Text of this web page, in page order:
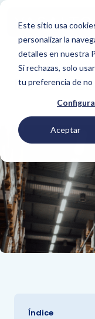
Este sitio usa
personalizar la
detalles en nuestra
Si rechazas, solo
tu preferencia de no
Aceptar
VOLVER
Benefit
Índice